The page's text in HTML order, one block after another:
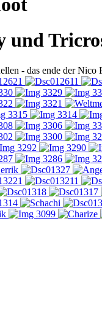
und
- das ende der Nico